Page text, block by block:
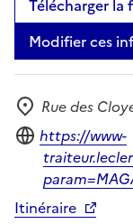
Télécharger la
Modifier ces
Adresse
Rue des
Site internet
https://www-
Itinéraire